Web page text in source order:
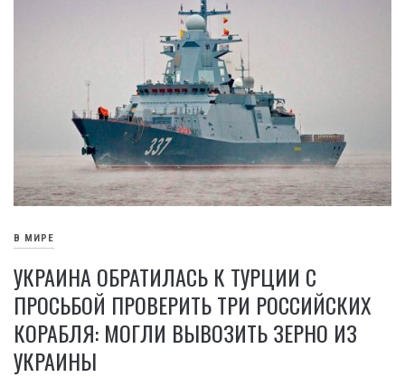
В МИРЕ
УКРАИНА ОБРАТИЛАСЬ К ТУРЦИИ С
ПРОСЬБОЙ ПРОВЕРИТЬ ТРИ РОССИЙСКИХ
КОРАБЛЯ: МОГЛИ ВЫВОЗИТЬ ЗЕРНО ИЗ
УКРАИНЫ